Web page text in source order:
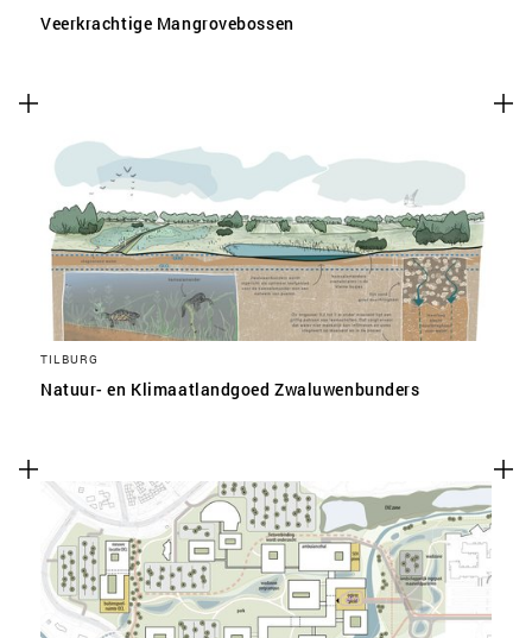
Veerkrachtige Mangrovebossen
TILBURG
Natuur- en Klimaatlandgoed Zwaluwenbunders